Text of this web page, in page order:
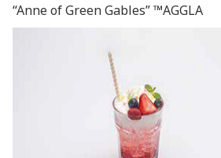
“Anne of Green Gables” ™AGGLA